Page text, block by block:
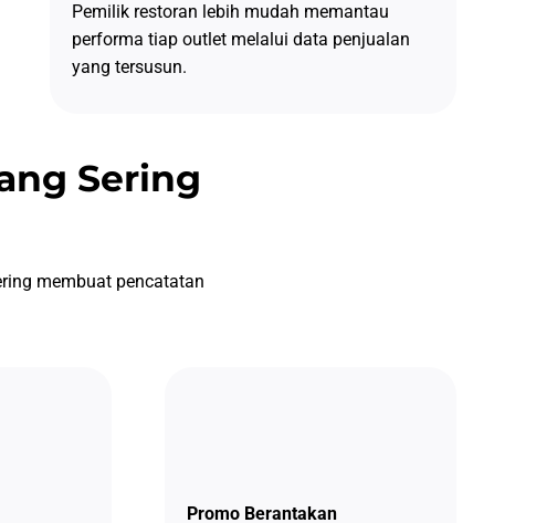
Pemilik restoran lebih mudah memantau
performa tiap outlet melalui data penjualan
yang tersusun.
Sering
membuat pencatatan
Promo Berantakan